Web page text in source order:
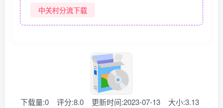
中关村分流下载
下载量:0 评分:8.0 更新时间:2023-07-13
大小:3.13